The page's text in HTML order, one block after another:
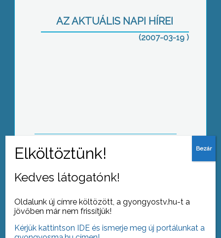
AZ AKTUÁLIS NAPI HÍREI
(2007-03-19 )
Kedves látogatónk!
Oldalunk új címre költözött, a gyongyostv.hu-t a
jövőben már nem frissítjük!
Kérjük kattintson IDE és ismerje meg új portálunkat a